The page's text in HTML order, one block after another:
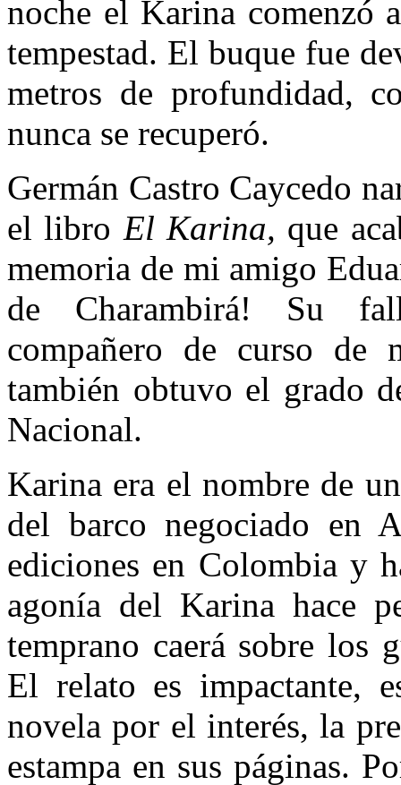
noche el Karina comenzó
tempestad. El buque fue
metros de profundidad,
nunca se recuperó.
Germán Castro Caycedo
el libro El Karina, que
memoria de mi amigo
de Charambirá! Su
compañero de curso de
también obtuvo el grado
Nacional.
Karina era el nombre de
del barco negociado en
ediciones en Colombia y
agonía del Karina hace
temprano caerá sobre los
El relato es impactante,
novela por el interés, la
estampa en sus páginas.